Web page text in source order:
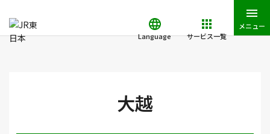
Language サービス一覧
メニュー
大越